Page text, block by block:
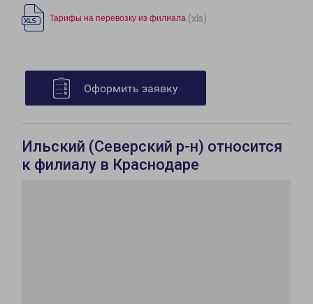
Тарифы на перевозку из филиала (xls)
Оформить заявку
Ильский (Северский р-н) относится
к филиалу в Краснодаре